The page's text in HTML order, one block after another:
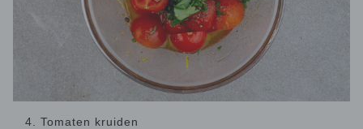
4. Tomaten kruiden